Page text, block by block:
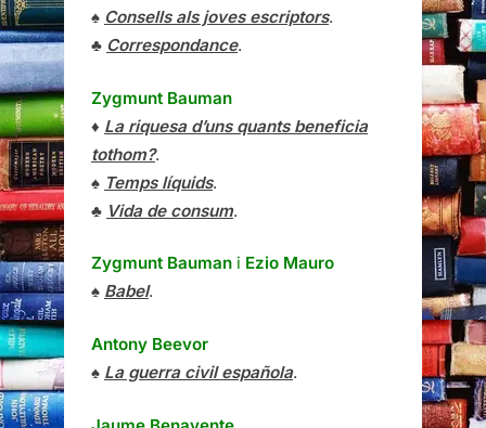
♠ Consells als joves escriptors.
♣ Correspondance.
Zygmunt Bauman
♦ La riquesa d’uns quants beneficia
tothom?.
♠ Temps líquids.
♣ Vida de consum.
Zygmunt Bauman i Ezio Mauro
♠ Babel.
Antony Beevor
♠ La guerra civil española.